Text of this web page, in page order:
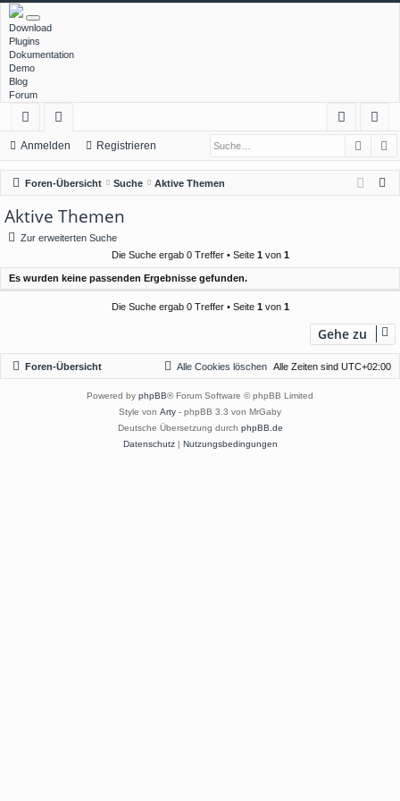
Download
Plugins
Dokumentation
Demo
Blog
Forum
ch
ne
llz
ug
f
or
en
m
el
ist
rie
Anmelden Registrieren
Foren-Übersicht Suche Aktive Themen
Aktive Themen
Zur erweiterten Suche
Die Suche ergab 0 Treffer • Seite 1von 1
Es wurden keine passenden Ergebnisse gefunden.
Die Suche ergab 0 Treffer • Seite 1von 1
Gehe zu
Foren-Übersicht Alle Zeiten sind UTC+02:00
Alle Cookies löschen
Powered by phpBB® Forum Software © phpBB Limited
Style von Arty - phpBB 3.3 von MrGaby
Deutsche Übersetzung durch phpBB.de
Datenschutz| Nutzungsbedingungen